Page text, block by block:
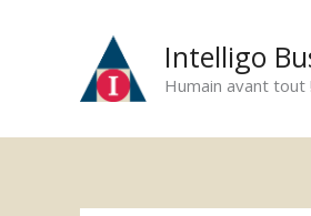
Intelligo
Humain avant tout !